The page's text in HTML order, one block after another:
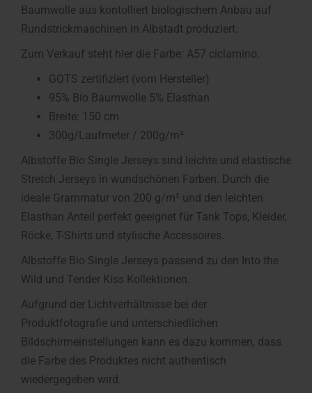
Baumwolle aus kontolliert biologischem Anbau auf
Rundstrickmaschinen in Albstadt produziert.
Zum Verkauf steht hier die Farbe: A57 ciclamino.
GOTS zertifiziert (vom Hersteller)
95% Bio Baumwolle 5% Elasthan
Breite: 150 cm
300g/Laufmeter / 200g/m²
Albstoffe Bio Single Jerseys sind leichte und elastische
Stretch Jerseys in wundschönen Farben. Durch die
ideale Grammatur von 200 g/m² und den leichten
Elasthan Anteil perfekt geeignet für Tank Tops, Kleider,
Röcke, T-Shirts und stylische Accessoires.
Albstoffe Bio Single Jerseys passend zu den Into the
Wild und Tender Kiss Kollektionen.
Aufgrund der Lichtverhältnisse bei der
Produktfotografie und unterschiedlichen
Bildschirmeinstellungen kann es dazu kommen, dass
die Farbe des Produktes nicht authentisch
wiedergegeben wird.